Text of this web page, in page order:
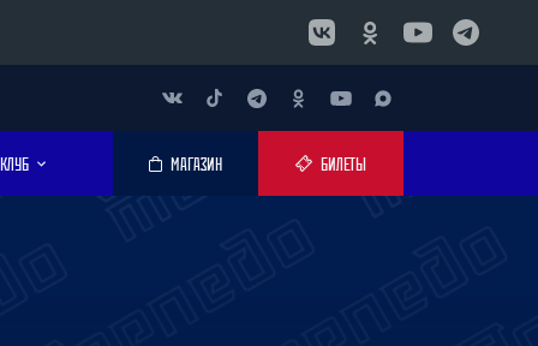
КЛУБ МАГАЗИН БИЛЕТЫ